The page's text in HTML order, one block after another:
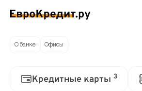
О банке Офисы
Кредитные карты 3